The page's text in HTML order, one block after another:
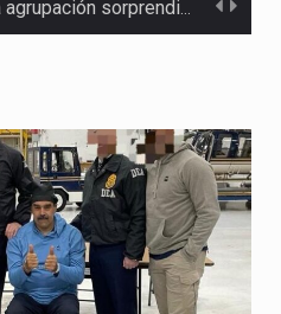
La agrupación sorprendió a los pasajeros de Circular Sur con…
La Red Pro, integrada por 14 organizaciones que trabajan por…
El dúo bogotano presenta una nueva versión de su segundo…
La colaboración, inspirada en Cien años de soledad de Gabriel…